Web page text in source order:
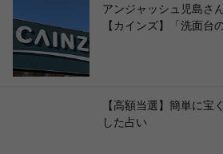
アンジャッシュ児島さ
【カインズ】「洗面台
【高額当選】簡単に宝
した占い